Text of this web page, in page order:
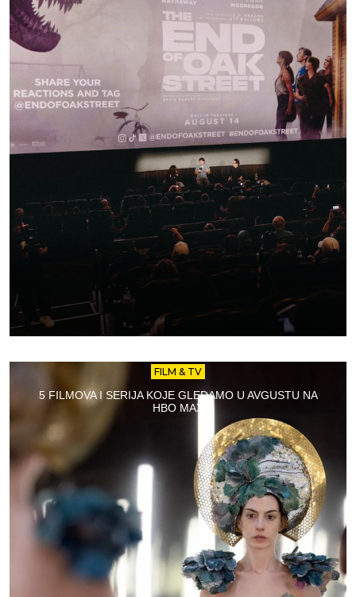
FILM & TV
5 FILMOVA I SERIJA KOJE GLEDAMO U AVGUSTU NA
HBO MAX